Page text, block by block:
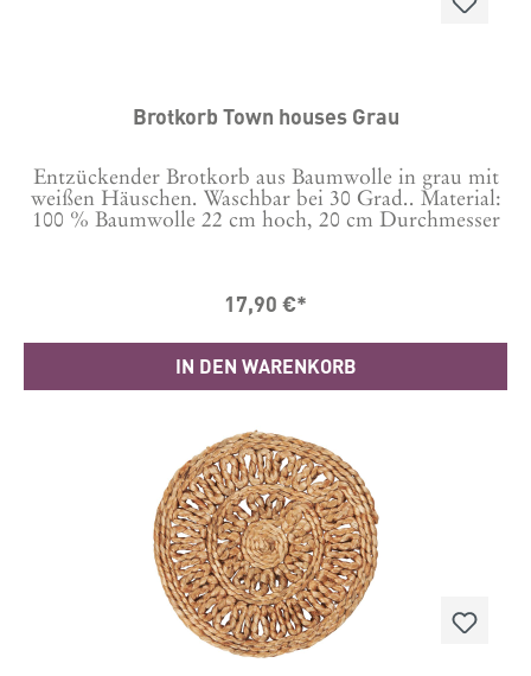
Brotkorb Town houses Grau
Entzückender Brotkorb aus Baumwolle in grau mit
weißen Häuschen. Waschbar bei 30 Grad.. Material:
100 % Baumwolle 22 cm hoch, 20 cm Durchmesser
17,90 €*
IN DEN WARENKORB